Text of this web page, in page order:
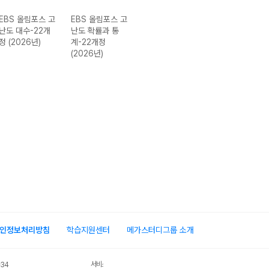
EBS 올림포스 고
난도 대수-22개
(2026년)
EBS 올림포스 고
난도 확률과 통
계-22개정
(2026년)
정보처리방침 학습지원센터 메가스터디그룹 소개
서비스 가입사실 확인